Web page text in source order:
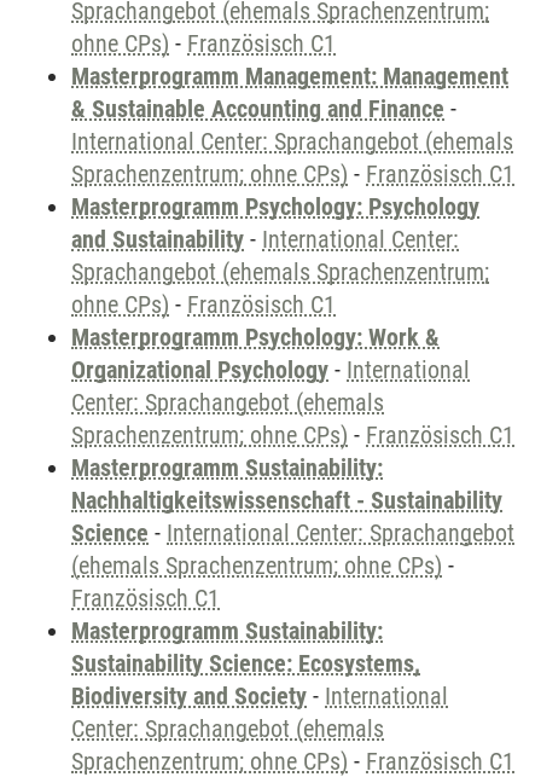
Sprachangebot (ehemals Sprachenzentrum;
ohne CPs) - Französisch C1
Masterprogramm Management: Management
& Sustainable Accounting and Finance -
International Center: Sprachangebot (ehemals
Sprachenzentrum; ohne CPs) - Französisch C1
Masterprogramm Psychology: Psychology
and Sustainability - International Center:
Sprachangebot (ehemals Sprachenzentrum;
ohne CPs) - Französisch C1
Masterprogramm Psychology: Work &
Organizational Psychology - International
Center: Sprachangebot (ehemals
Sprachenzentrum; ohne CPs) - Französisch C1
Masterprogramm Sustainability:
Nachhaltigkeitswissenschaft - Sustainability
Science - International Center: Sprachangebot
(ehemals Sprachenzentrum; ohne CPs) -
Französisch C1
Masterprogramm Sustainability:
Sustainability Science: Ecosystems,
Biodiversity and Society - International
Center: Sprachangebot (ehemals
Sprachenzentrum; ohne CPs) - Französisch C1